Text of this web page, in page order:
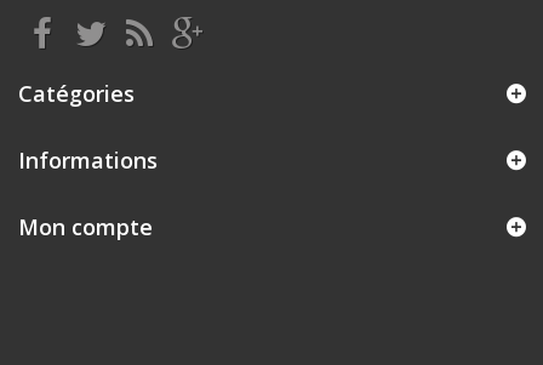
Catégories
Informations
Mon compte